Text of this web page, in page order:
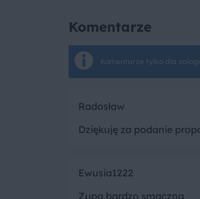
Komentarze
Komentarze tylko dla
Radosław
Dziękuję za podanie
Ewusia1222
Zupa bardzo smaczna